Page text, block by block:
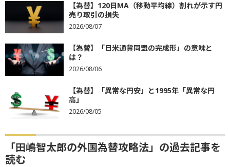
【為替】120日MA（移動平均線）割れが示す円
売り取引の損失
2026/08/07
【為替】「日米通貨同盟の完成形」の意味と
は？
2026/08/06
【為替】「異常な円安」と1995年「異常な円
高」
2026/08/05
「田嶋智太郎の外国為替攻略法」の過去記事を
読む